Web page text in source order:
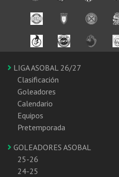
LIGA ASOBAL 26/27
Clasificación
Goleadores
Calendario
Equipos
Pretemporada
GOLEADORES ASOBAL
25-26
24-25